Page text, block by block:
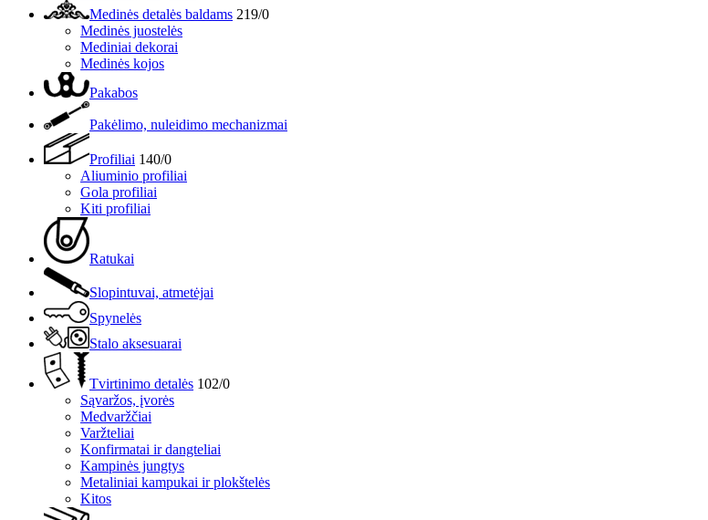
Medinės detalės baldams 219/0
Medinės juostelės
Mediniai dekorai
Medinės kojos
Pakabos
Pakėlimo, nuleidimo mechanizmai
Profiliai 140/0
Aliuminio profiliai
Gola profiliai
Kiti profiliai
Ratukai
Slopintuvai, atmetėjai
Spynelės
Stalo aksesuarai
Tvirtinimo detalės 102/0
Sąvaržos, įvorės
Medvaržčiai
Varžteliai
Konfirmatai ir dangteliai
Kampinės jungtys
Metaliniai kampukai ir plokštelės
Kitos